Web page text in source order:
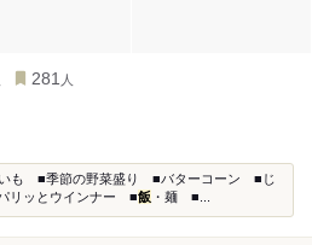
281 人
も ■季節の野菜盛り ■バターコーン ■じ
リッとウインナー ■飯 ・麺 ■...